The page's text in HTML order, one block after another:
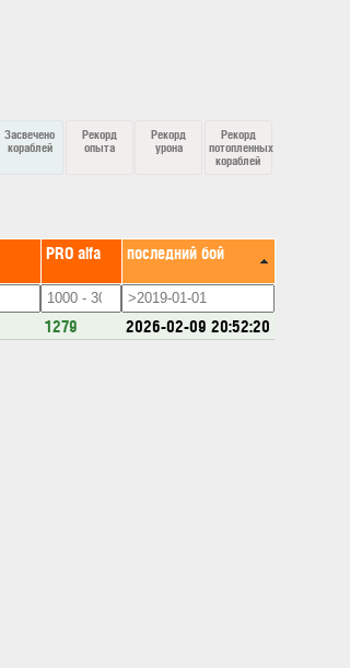
Засвечено
кораблей
Рекорд
опыта
Рекорд
урона
Рекорд
потопленных
кораблей
PRO alfa последний бой
1279 2026-02-09 20:52:20